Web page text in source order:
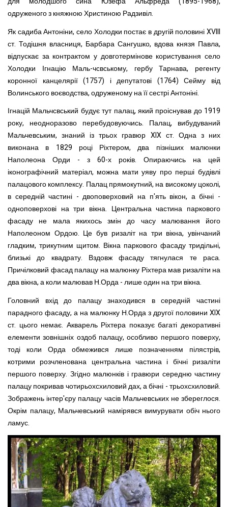
одруженого з княжною Христиною Радзивіл.
Як садиба Антоніни, село Холодки постає в другій половині XVIII
ст. Тодішня власниця, Барбара Сангушко, вдова князя Павла,
відпускає за контрактом у довготермінове користування село
Холодки Ігнацію Маль-чсвському, гербу Тарнава, регенту
коронної канцелярії (1757) і депутатові (1764) Сейму від
Волинського воєводства, одруженому на її сестрі Антоніні.
Ігнацій Мальчсвський будує тут палац, який проіснував до 1919
року, неодноразово перебудовуючись. Палац, вибудуваний
Мальчевським, знаний із трьох гравюр XIX ст. Одна з них
виконана в 1829 році Ріхтером, два пізніших малюнки
Наполеона Орди - з 60-х років. Опираючись на цей
іконографічний матеріал, можна мати уяву про перші будівлі
палацового комплексу. Палац прямокутний, на високому цоколі,
в середній частині - двоповерховий на п'ять вікон, а бічні -
одноповерхові на три вікна. Центральна частина паркового
фасаду не мала якихось змін до часу малювання його
Наполеоном Ордою. Це був ризаліт на три вікна, увінчаний
гладким, трикутним щитом. Вікна паркового фасаду тридільні,
близькі до квадрату. Вздовж фасаду тягнулася те раса.
Причілковий фасад палацу на малюнку Ріхтера мав ризаліти на
два вікна, а коли малював Н.Орда - лише один на три вікна.
Головний вхід до палацу знаходився в середній частині
парадного фасаду, а на малюнку Н.Орда з другої половини XIX
ст. цього немає. Акварель Ріхтера показує багаті декоративні
елементи зовнішніх оздоб палацу, особливо першого поверху,
тоді коли Орда обмежився лише позначенням пілястрів,
котрими розчленована центральна частина і бічні ризаліти
першого поверху. Згідно малюнків і гравюри середню частину
палацу покривав чотирьохсхиловий дах, а бічні - трьохсхиловий.
Зображень інтер'єру палацу часів Мальчевських не збереглося.
Окрім палацу, Мальчевський намірявся вимурувати обіч нього
ламус.